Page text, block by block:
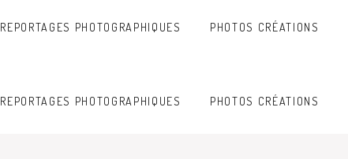
REPORTAGES PHOTOGRAPHIQUES PHOTOS CRÉATIONS
REPORTAGES PHOTOGRAPHIQUES PHOTOS CRÉATIONS